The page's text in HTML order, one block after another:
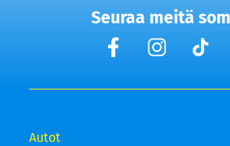
Seuraa meitä
Autot